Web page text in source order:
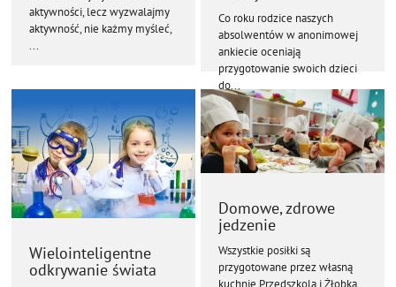
aktywności, lecz wyzwalajmy
aktywność, nie każmy myśleć,
...
Co roku rodzice naszych
absolwentów w anonimowej
ankiecie oceniają
przygotowanie swoich dzieci
do...
Wielointeligentne
odkrywanie świata
Domowe, zdrowe
jedzenie
Wszystkie posiłki są
przygotowane przez własną